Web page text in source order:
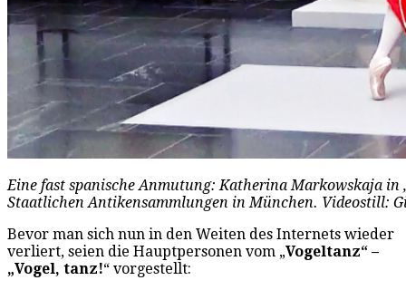
Eine fast spanische Anmutung: Katherina Markowskaja in
Staatlichen Antikensammlungen in München. Videostill:
Bevor man sich nun in den Weiten des Internets wieder
verliert, seien die Hauptpersonen vom „Vogeltanz“ –
„Vogel, tanz!“ vorgestellt: